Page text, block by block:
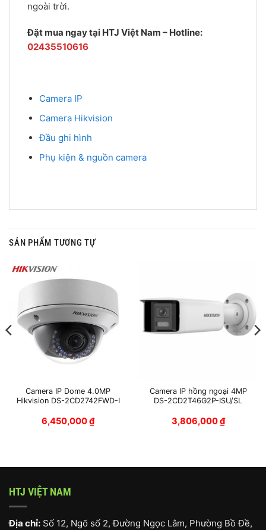
ngoài trời.
Đặt mua ngay tại HTJ Việt Nam – Hotline:
02435510616
Camera IP
Camera Hikvision
Đầu ghi hình
Phụ kiện & nguồn camera
SẢN PHẨM TƯƠNG TỰ
Camera IP Dome 4.0MP
Hikvision DS-2CD2742FWD-I
6,450,000₫
Camera IP hồng ngoại 4MP
DS-2CD2T46G2P-ISU/SL
3,806,000₫
HTJ VIỆT NAM
Địa chỉ: Số 12, Ngõ số 2, Đường Ngọc Lâm, Phường Bồ Đề,